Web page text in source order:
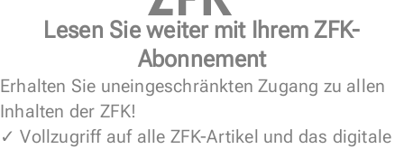
Lesen Sie weiter mit Ihrem ZFK-
Abonnement
Erhalten Sie uneingeschränkten Zugang zu allen
Inhalten der ZFK!
✓ Vollzugriff auf alle ZFK-Artikel und das digitale